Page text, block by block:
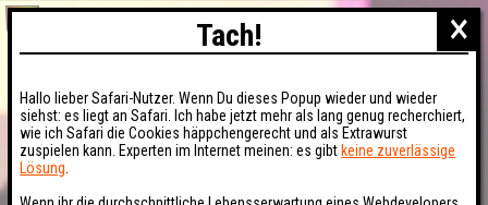
×
Tach!
Hallo lieber Safari-Nutzer. Wenn Du dieses Popup wieder und wieder
siehst: es liegt an Safari. Ich habe jetzt mehr als lang genug recherchiert,
wie ich Safari die Cookies häppchengerecht und als Extrawurst
zuspielen kann. Experten im Internet meinen: es gibt keine zuverlässige
Lösung